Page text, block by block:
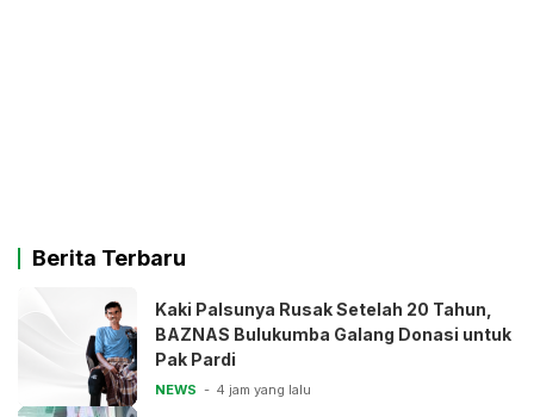
Berita Terbaru
Kaki Palsunya Rusak Setelah 20 Tahun,
BAZNAS Bulukumba Galang Donasi untuk
Pak Pardi
NEWS 4 jam yang lalu